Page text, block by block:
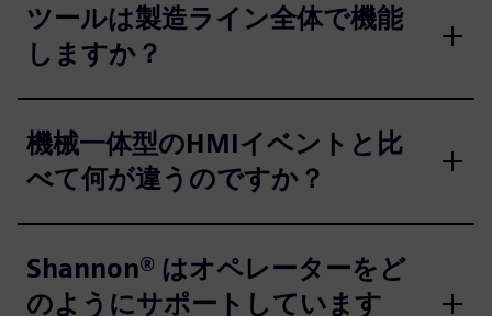
ツールは製造ライン全体で機能
しますか？
機械一体型のHMIイベントと比
べて何が違うのですか？
Shannon® はオペレーターをど
のようにサポートしています